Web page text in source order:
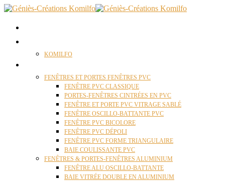
KOMILFO
FENÊTRES ET PORTES FENÊTRES PVC
FENÊTRE PVC CLASSIQUE
PORTES-FENÊTRES CINTRÉES EN PVC
FENÊTRE ET PORTE PVC VITRAGE SABLÉ
FENÊTRE OSCILLO-BATTANTE PVC
FENÊTRE PVC BICOLORE
FENÊTRE PVC DÉPOLI
FENÊTRE PVC FORME TRIANGULAIRE
BAIE COULISSANTE PVC
FENÊTRES & PORTES-FENÊTRES ALUMINIUM
FENÊTRE ALU OSCILLO-BATTANTE
BAIE VITRÉE DOUBLE EN ALUMINIUM